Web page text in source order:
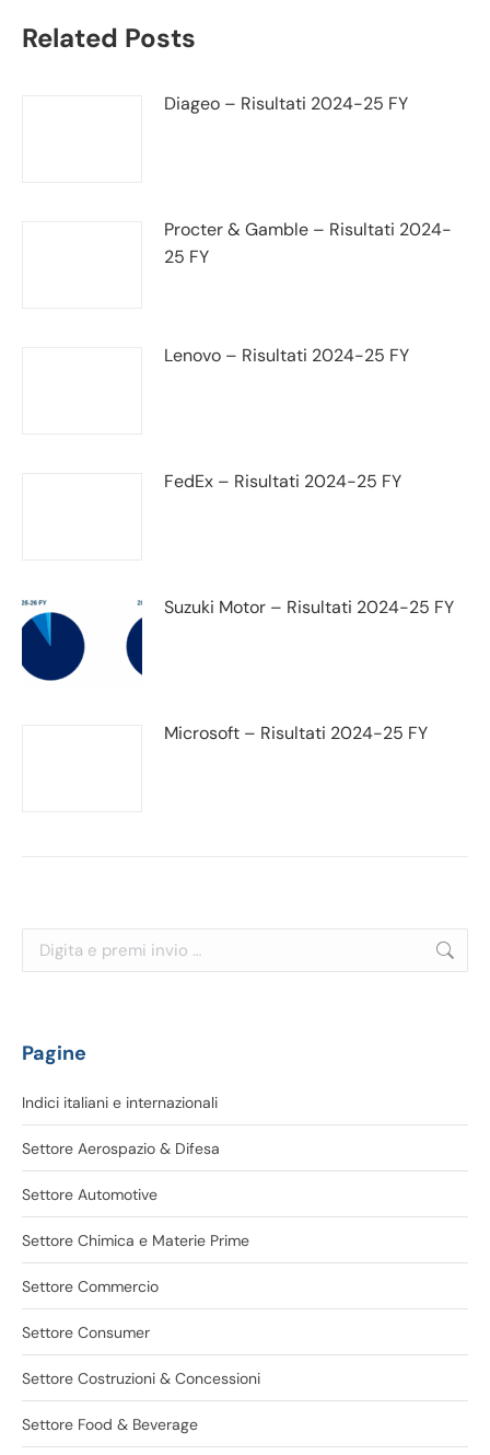
Related Posts
Diageo – Risultati 2024-25 FY
Procter & Gamble – Risultati 2024-
25 FY
Lenovo – Risultati 2024-25 FY
FedEx – Risultati 2024-25 FY
Suzuki Motor – Risultati 2024-25 FY
Microsoft – Risultati 2024-25 FY
Cerca:
Pagine
Indici italiani e internazionali
Settore Aerospazio & Difesa
Settore Automotive
Settore Chimica e Materie Prime
Settore Commercio
Settore Consumer
Settore Costruzioni & Concessioni
Settore Food & Beverage